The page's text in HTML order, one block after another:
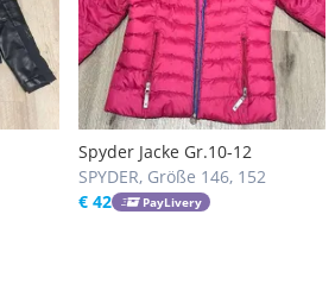
Spyder Jacke Gr.10-12
SPYDER, Größe 146, 152
€ 42
PayLivery